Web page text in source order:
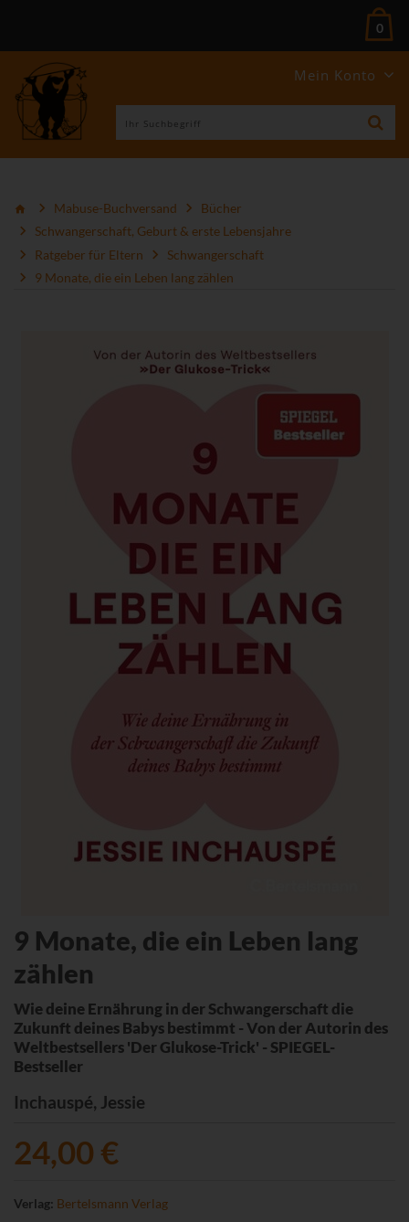
Mein Konto
0
Mabuse-Buchversand
Bücher
Schwangerschaft, Geburt & erste Lebensjahre
Ratgeber für Eltern
Schwangerschaft
9 Monate, die ein Leben lang zählen
9 Monate, die ein Leben lang
zählen
Wie deine Ernährung in der Schwangerschaft die
Zukunft deines Babys bestimmt - Von der Autorin des
Weltbestsellers 'Der Glukose-Trick' - SPIEGEL-
Bestseller
Inchauspé, Jessie
24,00 €
Verlag: Bertelsmann Verlag